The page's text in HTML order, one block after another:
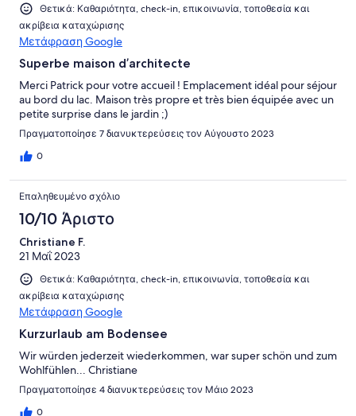
Θετικά: Καθαριότητα, check-in, επικοινωνία, τοποθεσία και
ακρίβεια καταχώρισης
Μετάφραση Google
Superbe maison d’architecte
Merci Patrick pour votre accueil ! Emplacement idéal pour séjour
au bord du lac. Maison très propre et très bien équipée avec un
petite surprise dans le jardin ;)
Πραγματοποίησε 7 διανυκτερεύσεις τον Αύγουστο 2023
0
Επαληθευμένο σχόλιο
10/10 Άριστο
Christiane F.
21 Μαΐ 2023
Θετικά: Καθαριότητα, check-in, επικοινωνία, τοποθεσία και
ακρίβεια καταχώρισης
Μετάφραση Google
Kurzurlaub am Bodensee
Wir würden jederzeit wiederkommen, war super schön und zum
Wohlfühlen... Christiane
Πραγματοποίησε 4 διανυκτερεύσεις τον Μάιο 2023
0